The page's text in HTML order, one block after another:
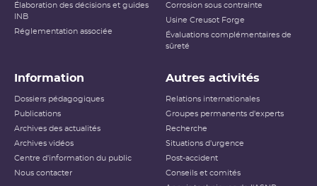
Élaboration des décisions et guides
INB
Réglementation associée
Corrosion sous contrainte
Usine Creusot Forge
Évaluations complémentaires de
sûreté
Information
Dossiers pédagogiques
Publications
Archives des actualités
Archives vidéos
Centre d'information du public
Nous contacter
Autres activités
Relations internationales
Groupes permanents d'experts
Recherche
Situations d'urgence
Post-accident
Conseils et comités